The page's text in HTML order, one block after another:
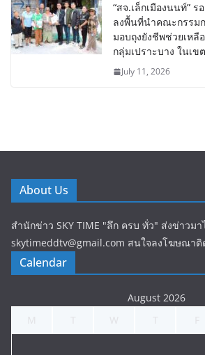
“สจ.เล็กเมืองนนท์”
ลงพื้นที่นำคณะกรรม
มอบถุงยังชีพช่วยเหลื
กลุ่มเปราะบาง ในเข
July 11, 2026
About Us
สำนักข่าว SKY TIME "ลึก ครบ ทั่ว" ส่งข่าวมา
skytimeddtv@gmail.com สนใจลงโฆษณาติ
Calendar
August 2026